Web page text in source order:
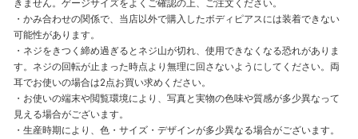
きません。ゲージサイズをよくご確認の上、ご注文ください。
・かみ合わせの関係で、当店以外で購入したボディピアスには装着できない
可能性があります。
・ネジをきつく締め過ぎるとネジ山が切れ、使用できなくなる恐れがありま
す。ネジの回転が止まった時点より無理に回さないようにしてください。両
耳でお使いの場合は2点お買い求めください。
・お使いの端末や閲覧環境により、写真と実物の色味や質感が多少異なって
見える場合がございます。
・生産時期により、色・サイズ・デザインが多少異なる場合がございます。